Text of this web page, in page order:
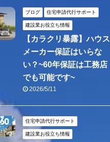
ブログ 住宅申請代行サポート
建設業お役立ち情報
【カラクリ暴露】ハウス
メーカー保証はいらな
い？~60年保証は工務店
でも可能です~
2026/5/11
住宅申請代行サポート
建設業お役立ち情報